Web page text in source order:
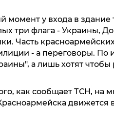
момент у входа в здание
три флага - Украины,
Часть
- а переговоры. По
а лишь хотят
как сообщает ТСН, на
движется